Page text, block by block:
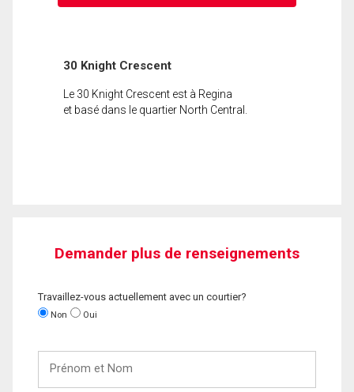
30 Knight Crescent
Le 30 Knight Crescent est à Regina
et basé dans le quartier North Central.
Demander plus de renseignements
Travaillez-vous actuellement avec un courtier?
Non Oui
Nom